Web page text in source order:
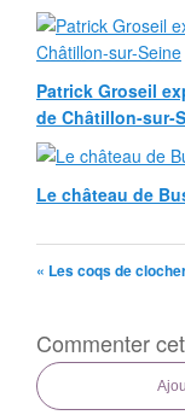
Patrick Groseil
de Châtillon-sur-
Le château de
« Les coqs de
Commenter